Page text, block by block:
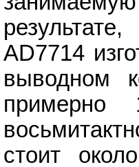
AD7714
выводном
стоит